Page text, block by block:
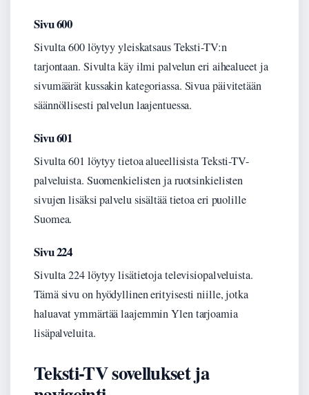
Sivu 600
Sivulta 600 löytyy yleiskatsaus Teksti-TV:n
tarjontaan. Sivulta käy ilmi palvelun eri aihealueet ja
sivumäärät kussakin kategoriassa. Sivua päivitetään
säännöllisesti palvelun laajentuessa.
Sivu 601
Sivulta 601 löytyy tietoa alueellisista Teksti-TV-
palveluista. Suomenkielisten ja ruotsinkielisten
sivujen lisäksi palvelu sisältää tietoa eri puolille
Suomea.
Sivu 224
Sivulta 224 löytyy lisätietoja televisiopalveluista.
Tämä sivu on hyödyllinen erityisesti niille, jotka
haluavat ymmärtää laajemmin Ylen tarjoamia
lisäpalveluita.
Teksti-TV sovellukset ja